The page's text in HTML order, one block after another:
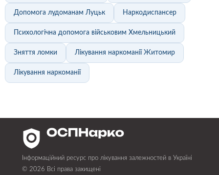
Допомога лудоманам Луцьк Наркодиспансер
Психологічна допомога військовим Хмельницький
Зняття ломки Лікування наркоманії Житомир
Лікування наркоманії
Інформаційний ресурс про лікування залежностей в Україні
© 2026 Всі права захищені